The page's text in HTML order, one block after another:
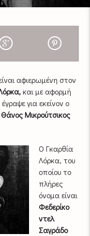
αφιερωμένη στον
και με αφορμή
για εκείνον ο
Θάνος Μικρούτσικος
Ο Γκαρθία
Λόρκα, του
οποίου το
πλήρες
όνομα είναι
Φεδερίκο
ντελ
Σαγράδο